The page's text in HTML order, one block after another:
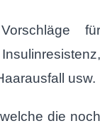
für
usw.
die noch